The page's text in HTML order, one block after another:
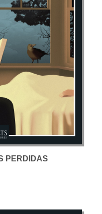
PERDIDAS